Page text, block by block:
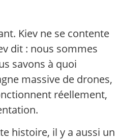
Kiev ne se contente
dit : nous sommes
savons à quoi
massive de drones,
réellement,
histoire, il y a aussi un